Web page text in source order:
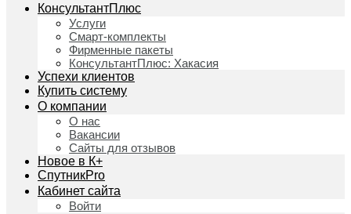
КонсультантПлюс
Услуги
Смарт-комплекты
Фирменные пакеты
КонсультантПлюс: Хакасия
Успехи клиентов
Купить систему
О компании
О нас
Вакансии
Сайты для отзывов
Новое в К+
СпутникPro
Кабинет сайта
Войти